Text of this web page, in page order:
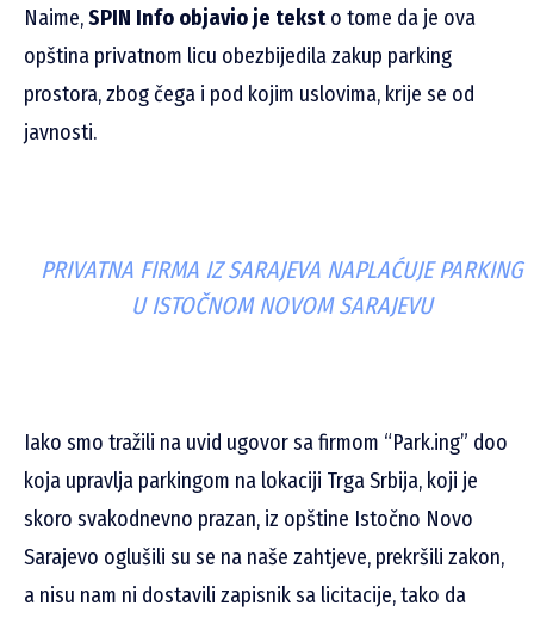
Naime,SPIN Info objavio je teksto tome da je ova
opština privatnom licu obezbijedila zakup parking
prostora, zbog čega i pod kojim uslovima, krije se od
javnosti.
PRIVATNA FIRMA IZ SARAJEVA NAPLAĆUJE PARKING
U ISTOČNOM NOVOM SARAJEVU
Iako smo tražili na uvid ugovor sa firmom “Park.ing” doo
koja upravlja parkingom na lokaciji Trga Srbija, koji je
skoro svakodnevno prazan, iz opštine Istočno Novo
Sarajevo oglušili su se na naše zahtjeve, prekršili zakon,
a nisu nam ni dostavili zapisnik sa licitacije, tako da